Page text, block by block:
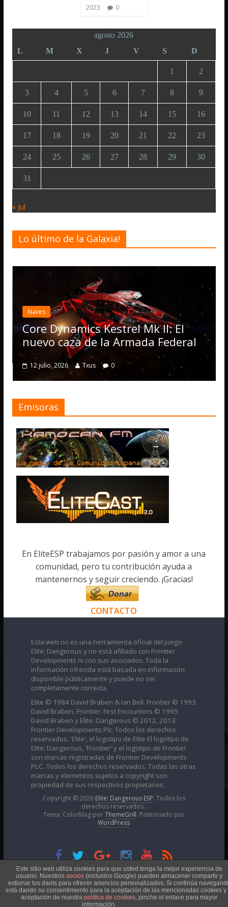
2023
0
agosto 2026
L
M X J V S D
1 2
3 4 5 6 7 8 9
10 11 12 13 14 15 16
17 18 19 20 21 22 23
24 25 26 27 28 29 30
31
« Jul
Lo último de la Galaxia!
Dynamics Kestrel Mk II: El
caza de la Armada Federal
2026 Txus 0
Desarrollo
Elite
Emisoras
En EliteESP trabajamos por pasión y amor a una
comunidad, pero tu contribución ayuda a
mantenernos y seguir creciendo. ¡Gracias!
CONTACTO
Esta web no es una herramienta oficial del juego
Elite: Dangerous y no está afiliado con Frontier
Developments ni con sus asociados. Toda la
información ofrecida está basada en información
disponible públicamente y puede no ser
completamente correcta.
Elite © 1984 David Braben & Ian Bell. Frontier © 1993
David Braben, Frontier: First Encounters © 1995
David Braben y Elite: Dangerous © 2012, 2013
Frontier Developments Plc. Todos los derechos
reservados. 'Elite', el logotipo de Elite El logotipo de
Elite: Dangerous, 'Frontier' y el logotipo de Frontier
son marcas registradas de Frontier Developments
PLC. Todos los derechos reservados. Todas las otras
marcas y elementos sujetos a copyright son
propiedad de sus respectivos propietarios.
Copyright © 2026 Elite: Dangerous ESP. Todos los
derechos reservados..
Tema: ColorMag porThemeGrill. Potenciado por
WordPress
Esta obra está bajo unaLicencia Creative Commons
Atribución-NoComercial 4.0 Internacional
Este sitio web utiliza cookies para que usted tenga la mejor experiencia de
usuario. Nuestros socios (incluidos Google) pueden almacener compartir y
estionar tus daots para ofrecer anuncios personalizados. Si continúa
está dando su consentimiento para la aceptación de las mencionadas cookies y
aceptación de nuestra política de cookies, pinche el enlace para mayor
información.